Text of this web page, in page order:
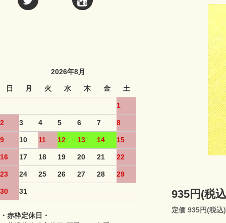
2026年8月
日 月 火 水 木 金 土
1
2 3 4 5 6 7 8
9 10 11 12 13 14 15
16 17 18 19 20 21 22
23 24 25 26 27 28 29
30 31
・赤枠定休日・
935円(税
定価 935円(税込)